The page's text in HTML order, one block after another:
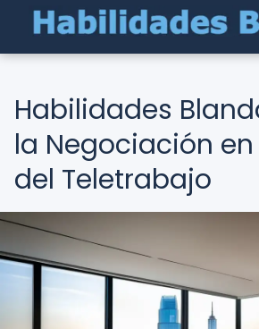
Habilidades
la Negociación
del Teletrabajo